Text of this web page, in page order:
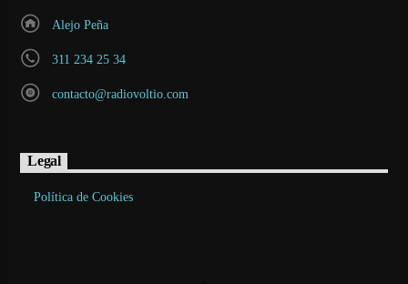
Alejo Peña
311 234 25 34
contacto@radiovoltio.com
Legal
Política de Cookies